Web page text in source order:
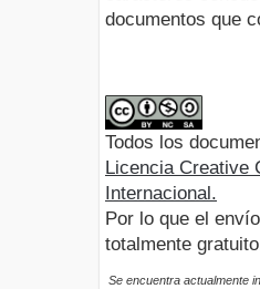
documentos que
Todos los
Licencia Creative
Internacional.
Por lo que el
totalmente
Se encuentra actualmente